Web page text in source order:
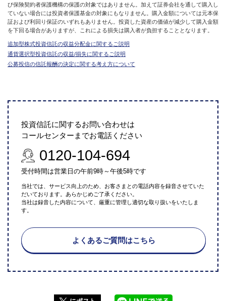
び保険契約者保護機構の保護の対象ではありません。加えて証券会社を通して購入し
ていない場合には投資者保護基金の対象にもなりません。購入金額については元本保
証および利回り保証のいずれもありません。投資した資産の価値が減少して購入金額
を下回る場合がありますが、これによる損失は購入者が負担することとなります。
追加型株式投資信託の収益分配金に関するご説明
通貨選択型投資信託の収益/損失に関するご説明
公募投信の信託報酬の決定に関する考え方について
投資信託に関するお問い合わせは
コールセンターまでお電話ください
0120-104-694
受付時間は営業日の午前9時～午後5時です
当社では、サービス向上のため、お客さまとの電話内容を録音させていた
だいております。あらかじめご了承ください。
当社は録音した内容について、厳重に管理し適切な取り扱いをいたしま
す。
よくあるご質問はこちら